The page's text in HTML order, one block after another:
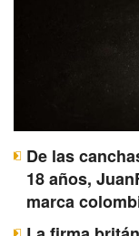
De las
18 años,
marca